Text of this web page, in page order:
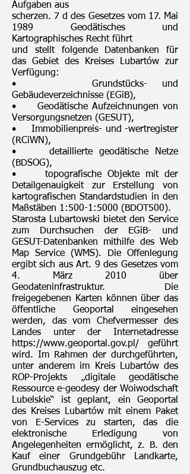
Aufgaben aus
scherzen. 7 d des Gesetzes vom 17. Mai
1989 Geodätisches und
Kartographisches Recht führt
und stellt folgende Datenbanken für
das Gebiet des Kreises Lubartów zur
Verfügung:
• Grundstücks- und
Gebäudeverzeichnisse (EGiB),
• Geodätische Aufzeichnungen von
Versorgungsnetzen (GESUT),
• Immobilienpreis- und -wertregister
(RCiWN),
• detaillierte geodätische Netze
(BDSOG),
• topografische Objekte mit der
Detailgenauigkeit zur Erstellung von
kartografischen Standardstudien in den
Maßstäben 1:500-1:5000 (BDOT500).
Starosta Lubartowski bietet den Service
zum Durchsuchen der EGiB- und
GESUT-Datenbanken mithilfe des Web
Map Service (WMS). Die Offenlegung
ergibt sich aus Art. 9 des Gesetzes vom
4. März 2010 über
Geodateninfrastruktur. Die
freigegebenen Karten können über das
öffentliche Geoportal eingesehen
werden, das vom Chefvermesser des
Landes unter der Internetadresse
https://www.geoportal.gov.pl/ geführt
wird. Im Rahmen der durchgeführten,
unter anderem im Kreis Lubartów des
ROP-Projekts „digitale geodätische
Ressource e-geodesy der Woiwodschaft
Lubelskie“ ist geplant, ein Geoportal
des Kreises Lubartów mit einem Paket
von E-Services zu starten, das die
elektronische Erledigung von
Angelegenheiten ermöglicht, z. B. den
Kauf einer Grundgebühr Landkarte,
Grundbuchauszug etc.